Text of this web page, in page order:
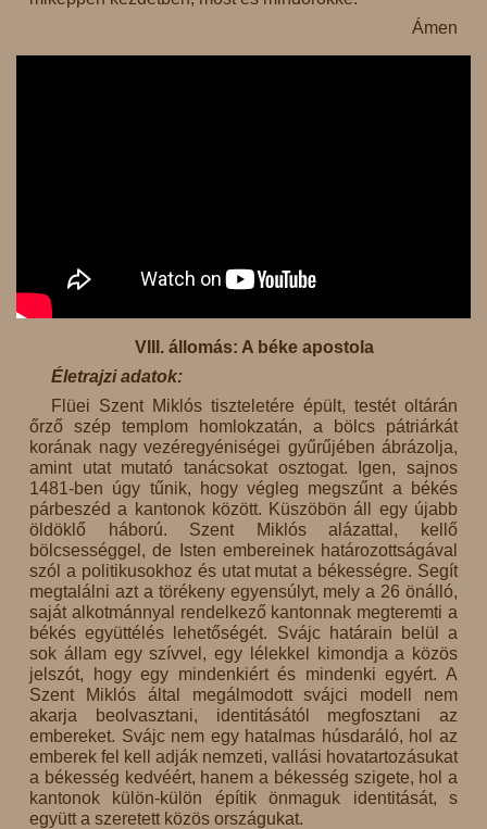
Ámen
VIII. állomás: A béke apostola
Életrajzi adatok:
Flüei Szent Miklós tiszteletére épült, testét oltárán
őrző szép templom homlokzatán, a bölcs pátriárkát
korának nagy vezéregyéniségei gyűrűjében ábrázolja,
amint utat mutató tanácsokat osztogat. Igen, sajnos
1481-ben úgy tűnik, hogy végleg megszűnt a békés
párbeszéd a kantonok között. Küszöbön áll egy újabb
öldöklő háború. Szent Miklós alázattal, kellő
bölcsességgel, de Isten embereinek határozottságával
szól a politikusokhoz és utat mutat a békességre. Segít
megtalálni azt a törékeny egyensúlyt, mely a 26 önálló,
saját alkotmánnyal rendelkező kantonnak megteremti a
békés együttélés lehetőségét. Svájc határain belül a
sok állam egy szívvel, egy lélekkel kimondja a közös
jelszót, hogy egy mindenkiért és mindenki egyért. A
Szent Miklós által megálmodott svájci modell nem
akarja beolvasztani, identitásától megfosztani az
embereket. Svájc nem egy hatalmas húsdaráló, hol az
emberek fel kell adják nemzeti, vallási hovatartozásukat
a békesség kedvéért, hanem a békesség szigete, hol a
kantonok külön-külön építik önmaguk identitását, s
együtt a szeretett közös országukat.